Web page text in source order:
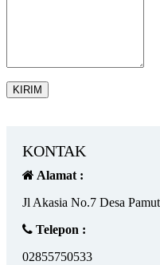
KIRIM
KONTAK
Alamat :
Jl Akasia No.7 Desa
Telepon :
02855750533